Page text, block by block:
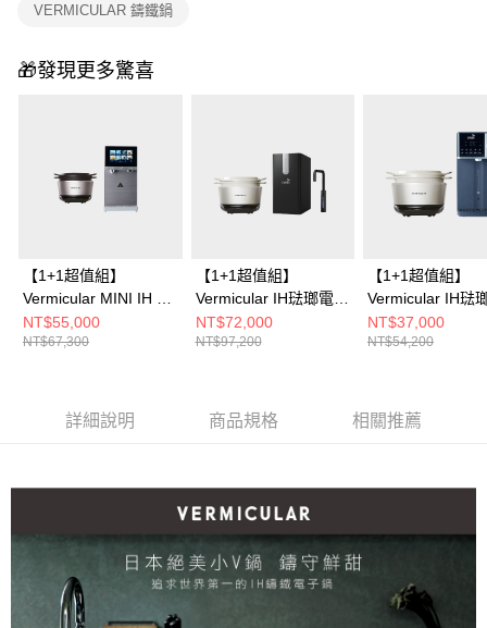
VERMICULAR 鑄鐵鍋
🎁發現更多驚喜
【1+1超值組】
Vermicular MINI IH 琺
瑯電子鑄鐵鍋 (海鹽白/
飛魚銀/松露
RO飲水機
NT$55,000
NT$67,300
【1+1超值組】
Vermicular IH琺瑯電子
鑄鐵鍋 (海鹽白/松露
黑/飛魚銀)+OASIS 櫥
401)
NT$72,000
NT$97,200
【1+1超值組】
Vermicular IH琺
鑄鐵鍋 (海鹽白/
黑/飛魚銀
NT$37,000
NT$54,200
詳細說明 商品規格 相關推薦